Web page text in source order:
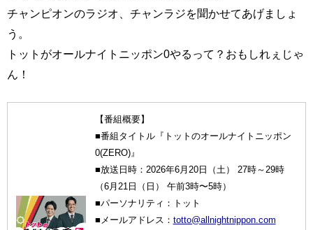
チャンピオンのラジオ、チャンラジを聞かせてあげましょ
う。
トットがオールナイトニッポン0やるって？おもしれぇじゃ
ん！
【番組概要】
■番組タイトル『トットのオールナイトニッポン
0(ZERO)』
■放送日時：2026年6月20日（土） 27時～29時
（6月21日（日） 午前3時〜5時）
■パーソナリティ：トット
■メールアドレス： totto@allnightnippon.com